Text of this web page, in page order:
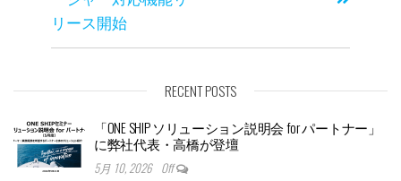
リース開始
RECENT POSTS
「ONE SHIP ソリューション説明会 for パートナー」
に弊社代表・高橋が登壇
5月 10, 2026 Off